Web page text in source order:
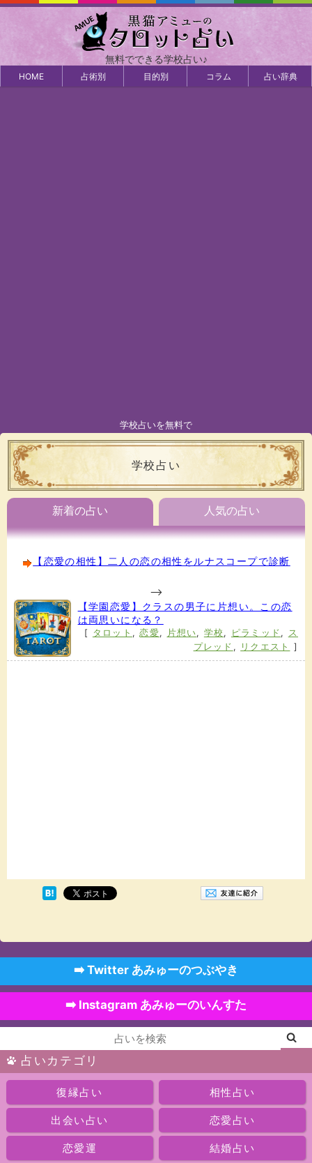
無料でできる学校占い♪
HOME 占術別 目的別 コラム 占い辞典
学校占いを無料で
学校占い
新着の占い 人気の占い
【恋愛の相性】二人の恋の相性をルナスコープで診断
-->
【学園恋愛】クラスの男子に片想い。この恋
は両思いになる？
[ タロット ,恋愛, 片想い, 学校 , ピラミッド , ス
プレッド , リクエスト ]
➡️ Twitter あみゅーのつぶやき
➡️ Instagram あみゅーのいんすた
占いカテゴリ
復縁占い 相性占い
出会い占い 恋愛占い
恋愛運 結婚占い